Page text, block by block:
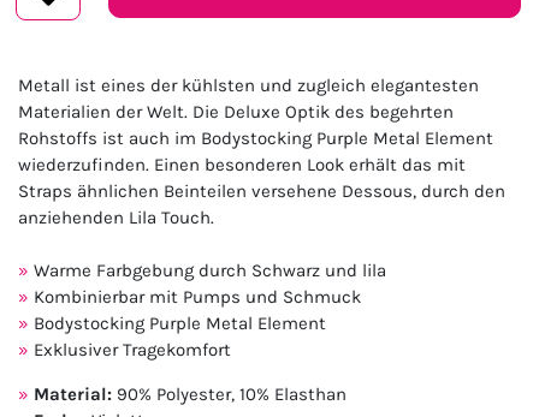
Metall ist eines der kühlsten und zugleich elegantesten
Materialien der Welt. Die Deluxe Optik des begehrten
Rohstoffs ist auch im Bodystocking Purple Metal Element
wiederzufinden. Einen besonderen Look erhält das mit
Straps ähnlichen Beinteilen versehene Dessous, durch den
anziehenden Lila Touch.
Warme Farbgebung durch Schwarz und lila
Kombinierbar mit Pumps und Schmuck
Bodystocking Purple Metal Element
Exklusiver Tragekomfort
Material: 90% Polyester, 10% Elasthan